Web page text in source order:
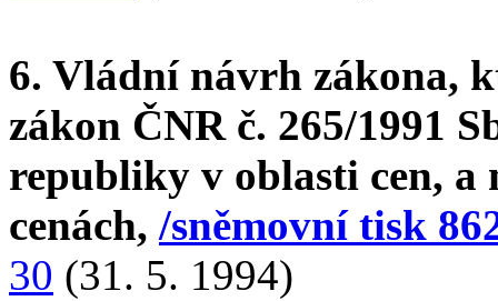
6. Vládní návrh zákona,
zákon ČNR č. 265/1991
republiky v oblasti cen, a
cenách, /sněmovní tisk
30 (31. 5. 1994)